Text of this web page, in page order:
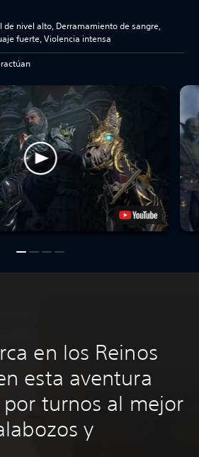
de nivel alto, Derramamiento de sangre,
fuerte, Violencia intensa
en los Reinos
esta aventura
turnos al mejor
y